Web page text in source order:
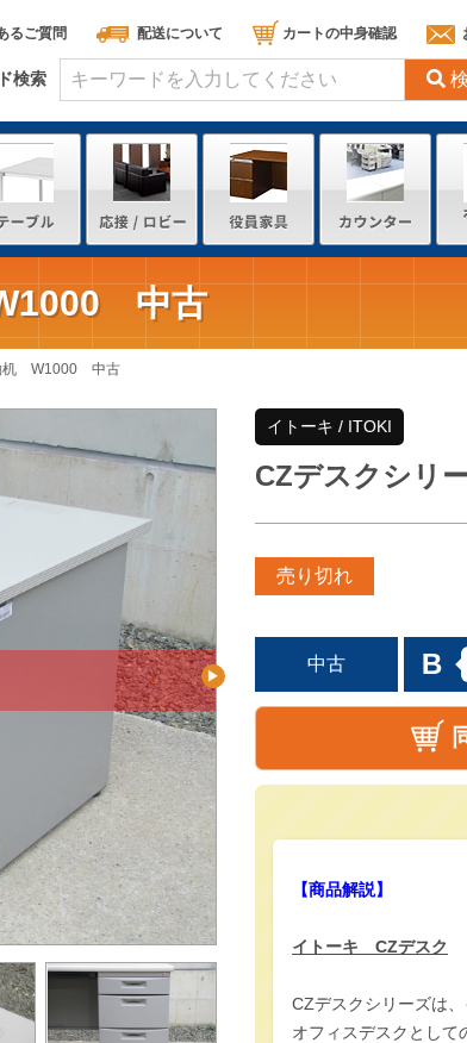
るご質問 配送について カートの中身確認
検索
中古
机 W1000 中古
イトーキ / ITOKI
CZデスクシ
売り切れ
中古 B
【商品解説】
イトーキ CZデスク
CZデスクシリーズは
オフィスデスクとして